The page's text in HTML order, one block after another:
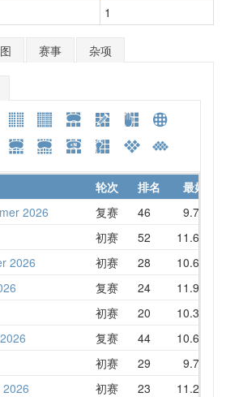
1
赛事 杂项
轮次 排名
最好
2026
复赛 46 9.71
初赛
52 11.64
2026
初赛 28 10.65
复赛 24 11.95
初赛
20 10.39
复赛 44 10.60
初赛
29 9.75
初赛 23 11.26